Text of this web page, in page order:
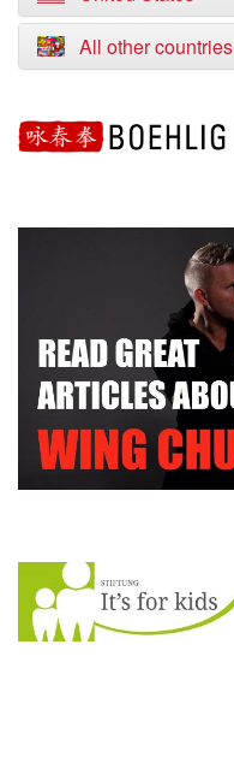
All other countries